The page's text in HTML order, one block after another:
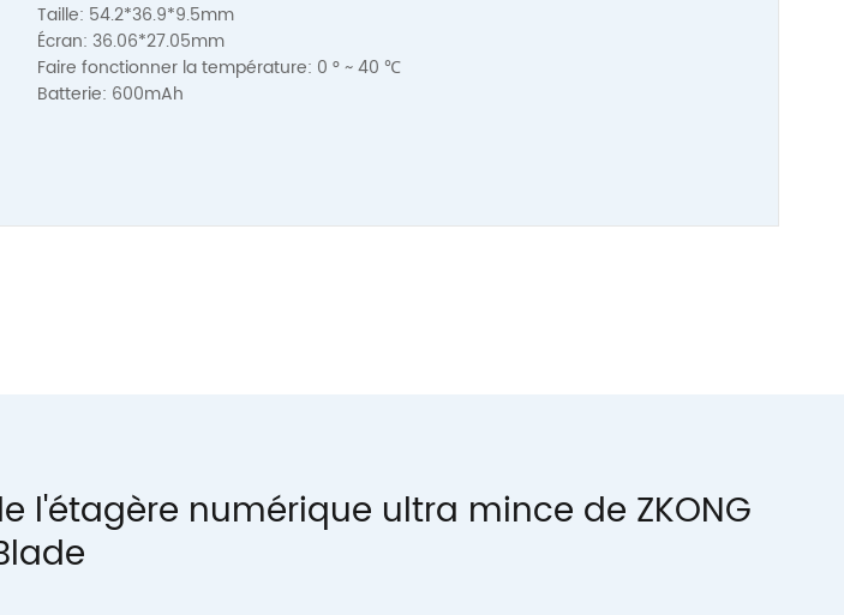
Taille: 54.2*36.9*9.5mm
Écran: 36.06*27.05mm
Faire fonctionner la température: 0 ° ~ 40 ℃
Batterie: 600mAh
l'étagère numérique ultra mince de ZKONG